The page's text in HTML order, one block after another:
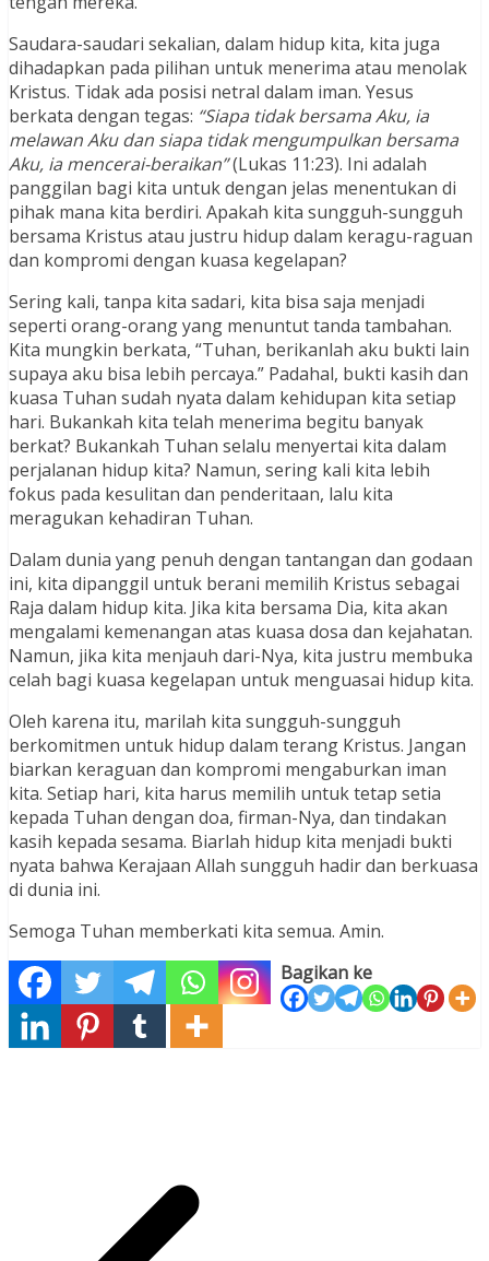
Saudara-saudari sekalian, dalam hidup kita, kita juga
dihadapkan pada pilihan untuk menerima atau menolak
Kristus. Tidak ada posisi netral dalam iman. Yesus
berkata dengan tegas: “Siapa tidak bersama Aku, ia
melawan Aku dan siapa tidak mengumpulkan bersama
Aku, ia mencerai-beraikan”(Lukas 11:23). Ini adalah
panggilan bagi kita untuk dengan jelas menentukan di
pihak mana kita berdiri. Apakah kita sungguh-sungguh
bersama Kristus atau justru hidup dalam keragu-raguan
dan kompromi dengan kuasa kegelapan?
Sering kali, tanpa kita sadari, kita bisa saja menjadi
seperti orang-orang yang menuntut tanda tambahan.
Kita mungkin berkata, “Tuhan, berikanlah aku bukti lain
supaya aku bisa lebih percaya.” Padahal, bukti kasih dan
kuasa Tuhan sudah nyata dalam kehidupan kita setiap
hari. Bukankah kita telah menerima begitu banyak
berkat? Bukankah Tuhan selalu menyertai kita dalam
perjalanan hidup kita? Namun, sering kali kita lebih
fokus pada kesulitan dan penderitaan, lalu kita
meragukan kehadiran Tuhan.
Dalam dunia yang penuh dengan tantangan dan godaan
ini, kita dipanggil untuk berani memilih Kristus sebagai
Raja dalam hidup kita. Jika kita bersama Dia, kita akan
mengalami kemenangan atas kuasa dosa dan kejahatan.
Namun, jika kita menjauh dari-Nya, kita justru membuka
celah bagi kuasa kegelapan untuk menguasai hidup kita.
Oleh karena itu, marilah kita sungguh-sungguh
berkomitmen untuk hidup dalam terang Kristus. Jangan
biarkan keraguan dan kompromi mengaburkan iman
kita. Setiap hari, kita harus memilih untuk tetap setia
kepada Tuhan dengan doa, firman-Nya, dan tindakan
kasih kepada sesama. Biarlah hidup kita menjadi bukti
nyata bahwa Kerajaan Allah sungguh hadir dan berkuasa
di dunia ini.
Semoga Tuhan memberkati kita semua. Amin.
Bagikan ke